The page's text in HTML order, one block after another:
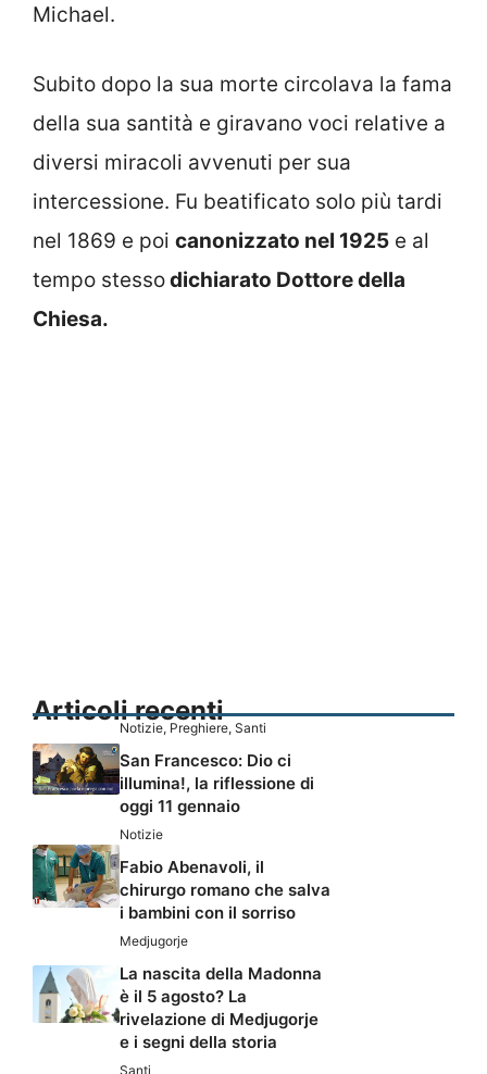
Michael.
Subito dopo la sua morte circolava la fama
della sua santità e giravano voci relative a
diversi miracoli avvenuti per sua
intercessione. Fu beatificato solo più tardi
nel 1869 e poi canonizzato nel 1925 e al
tempo stessodichiarato Dottore della
Chiesa.
Articoli recenti
Notizie, Preghiere, Santi
San Francesco: Dio ci
illumina!, la riflessione di
oggi 11 gennaio
Notizie
Fabio Abenavoli, il
chirurgo romano che salva
i bambini con il sorriso
Medjugorje
La nascita della Madonna
è il 5 agosto? La
rivelazione di Medjugorje
e i segni della storia
Santi